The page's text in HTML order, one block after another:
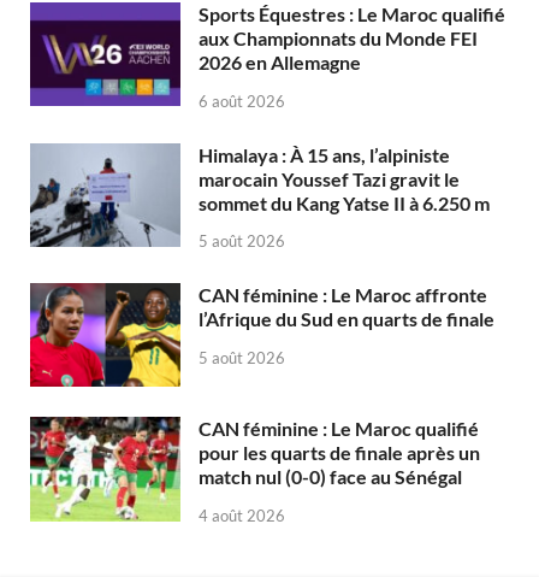
Sports Équestres : Le Maroc qualifié
aux Championnats du Monde FEI
2026 en Allemagne
6 août 2026
Himalaya : À 15 ans, l’alpiniste
marocain Youssef Tazi gravit le
sommet du Kang Yatse II à 6.250 m
5 août 2026
CAN féminine : Le Maroc affronte
l’Afrique du Sud en quarts de finale
5 août 2026
CAN féminine : Le Maroc qualifié
pour les quarts de finale après un
match nul (0-0) face au Sénégal
4 août 2026